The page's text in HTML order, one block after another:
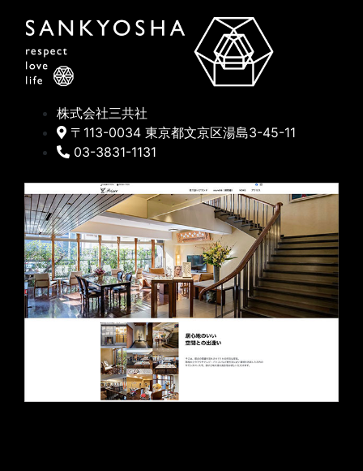
株式会社三共社
〒113-0034 東京都文京区湯島3-45-11
03-3831-1131